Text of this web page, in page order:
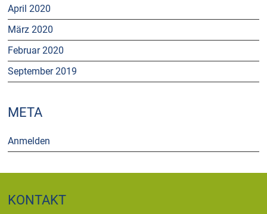
April 2020
März 2020
Februar 2020
September 2019
META
Anmelden
KONTAKT